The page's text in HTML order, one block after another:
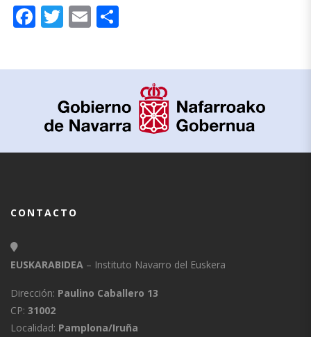
Facebook
Twitter
Email
CONTACTO
EUSKARABIDEA – Instituto Navarro del Euskera
Dirección: Paulino Caballero 13
CP: 31002
Localidad: Pamplona/Iruña